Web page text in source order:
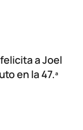
a Joel
en la 47.ª